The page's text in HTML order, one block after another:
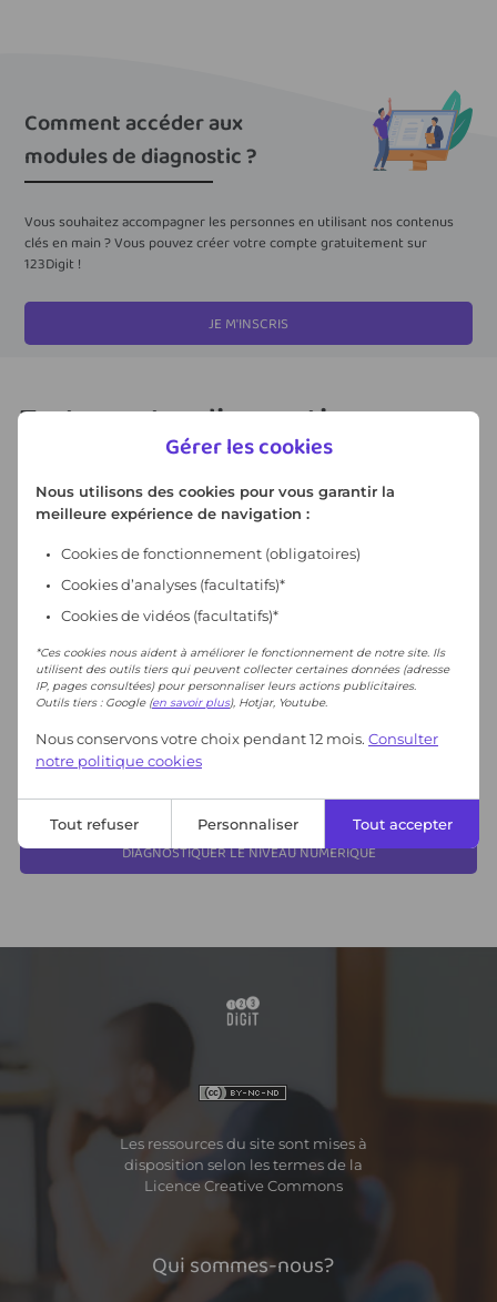
Comment accéder aux
modules de diagnostic ?
Vous souhaitez accompagner les personnes en utilisant nos contenus
clés en main ? Vous pouvez créer votre compte gratuitement sur
123Digit !
JE M'INSCRIS
Testez notre diagnostic en
version exercice
DIAGNOSTIQUER LE NIVEAU NUMÉRIQUE
Les ressources du site sont mises à
disposition selon les termes de la
Licence Creative Commons
Qui sommes-nous?
Gérer les cookies
Nous utilisons des cookies pour vous garantir la
meilleure expérience de navigation :
Cookies de fonctionnement (obligatoires)
Cookies d’analyses (facultatifs)*
Cookies de vidéos (facultatifs)*
*Ces cookies nous aident à améliorer le fonctionnement de notre site. Ils
utilisent des outils tiers qui peuvent collecter certaines données (adresse
IP, pages consultées) pour personnaliser leurs actions publicitaires.
Outils tiers : Google (en savoir plus), Hotjar, Youtube.
Nous conservons votre choix pendant 12 mois. Consulter
notre politique cookies
Tout refuser Personnaliser Tout accepter